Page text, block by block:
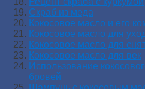
Скраб из меда
Кокосовое масло и его
Кокосовое масло для
Кокосовое масло для
Кокосовое масло для век
Использование
бровей